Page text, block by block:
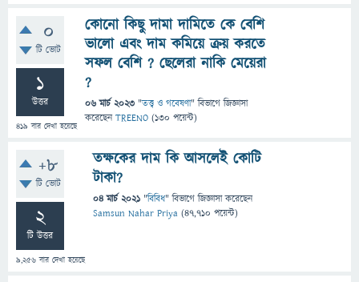
0
টি ভোট
1
উত্তর
419 বার দেখা হয়েছে
কোনো কিছু দামা দামিতে কে বেশি
ভালো এবং দাম কমিয়ে ক্রয় করতে
সফল বেশি ? ছেলেরা নাকি মেয়েরা
?
06 মার্চ 2023 "তত্ত্ব ও গবেষণা" বিভাগে জিজ্ঞাসা
করেছেনTREENO (130 পয়েন্ট)
+8
টি ভোট
2
টি উত্তর
9,256 বার দেখা হয়েছে
তক্ষকের দাম কি আসলেই কোটি
টাকা?
04 মার্চ 2021 "বিবিধ" বিভাগে জিজ্ঞাসাকরেছেন
Samsun Nahar Priya (47,710 পয়েন্ট)